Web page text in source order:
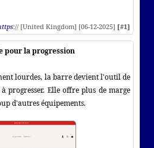
:// [United Kingdom] [06-12-2025] [#1]
pour la progression
lourdes, la barre devient l'outil de
progresser. Elle offre plus de marge
d'autres équipements.